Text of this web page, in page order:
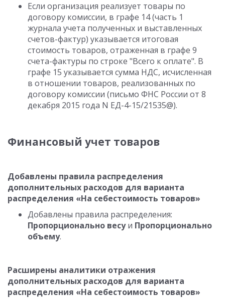
Если организация реализует товары по
договору комиссии, в графе 14 (часть 1
журнала учета полученных и выставленных
счетов-фактур) указывается итоговая
стоимость товаров, отраженная в графе 9
счета-фактуры по строке "Всего к оплате". В
графе 15 указывается сумма НДС, исчисленная
в отношении товаров, реализованных по
договору комиссии (письмо ФНС России от 8
декабря 2015 года N ЕД-4-15/21535@).
Финансовый учет товаров
Добавлены правила распределения
дополнительных расходов для варианта
распределения «На себестоимость товаров»
Добавлены правила распределения:
Пропорционально весуи Пропорционально
объему.
Расширены аналитики отражения
дополнительных расходов для варианта
распределения «На себестоимость товаров»